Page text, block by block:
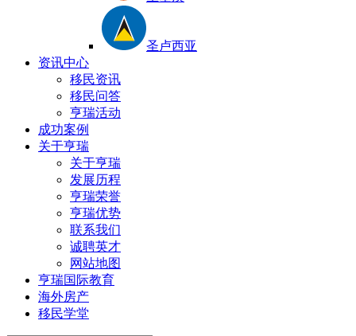
圣卢西亚
资讯中心
移民资讯
移民问答
亨瑞活动
成功案例
关于亨瑞
关于亨瑞
发展历程
亨瑞荣誉
亨瑞优势
联系我们
诚聘英才
网站地图
亨瑞国际教育
海外房产
移民学堂